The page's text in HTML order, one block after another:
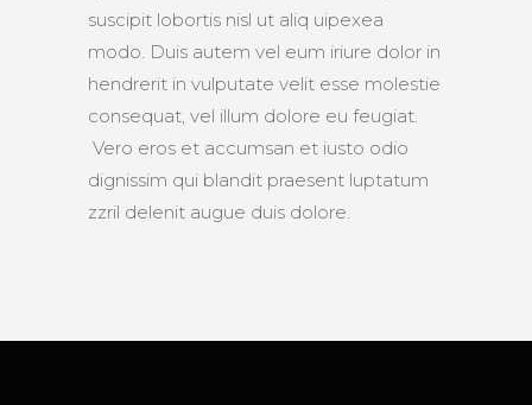
suscipit lobortis nisl ut aliq uipexea
modo. Duis autem vel eum iriure dolor in
hendrerit in vulputate velit esse molestie
consequat, vel illum dolore eu feugiat.
Vero eros et accumsan et iusto odio
dignissim qui blandit praesent luptatum
zzril delenit augue duis dolore.